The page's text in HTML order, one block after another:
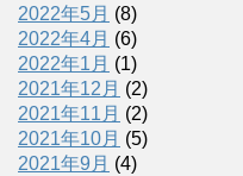
2022年5月 (8)
2022年4月 (6)
2022年1月 (1)
2021年12月 (2)
2021年11月 (2)
2021年10月 (5)
2021年9月 (4)